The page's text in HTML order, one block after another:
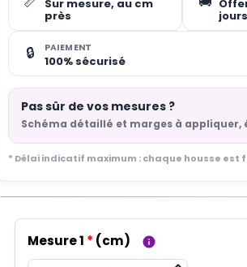
Sur mesure, au cm
près
🔒 PAIEMENT
100% sécurisé
Pas sûr de vos mesures ?
Schéma détaillé et marges à appliquer,
* Délai indicatif maximum : chaque housse
Mesure 1 * (cm) info